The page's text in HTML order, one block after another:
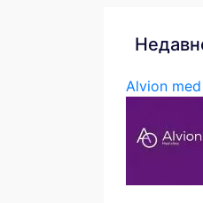
Alvion